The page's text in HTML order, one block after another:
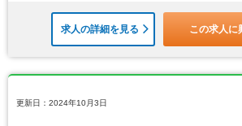
求人の詳細を見る この求人に
更新日：2024年10月3日